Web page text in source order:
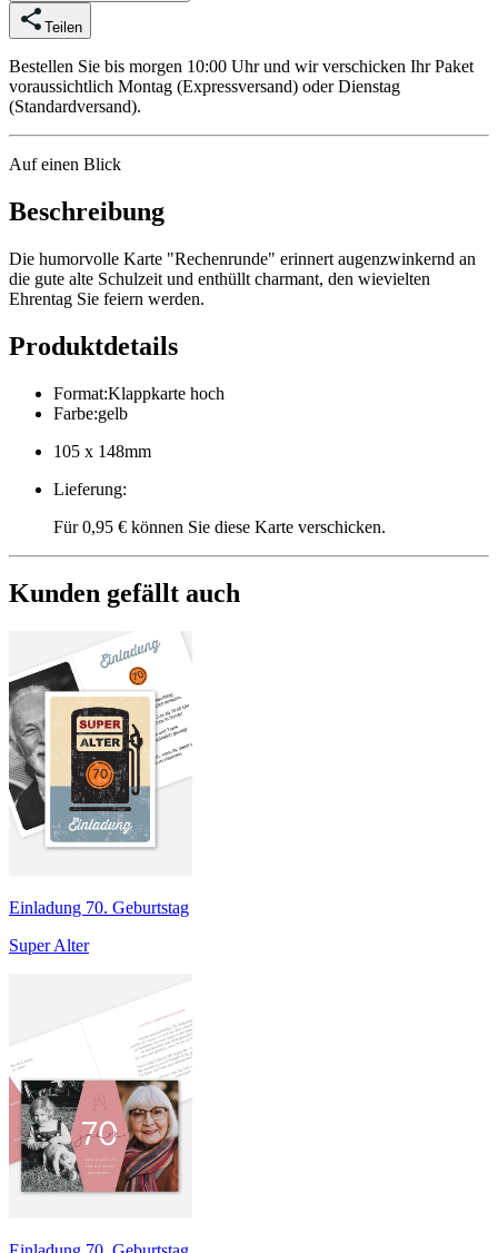
Teilen
Bestellen Sie bis morgen 10:00 Uhr und wir verschicken Ihr Paket
voraussichtlich Montag (Expressversand) oder Dienstag
(Standardversand).
Auf einen Blick
Beschreibung
Die humorvolle Karte "Rechenrunde" erinnert augenzwinkernd an
die gute alte Schulzeit und enthüllt charmant, den wievielten
Ehrentag Sie feiern werden.
Produktdetails
Format:Klappkarte hoch
Farbe:gelb
105 x 148mm
Lieferung:
Für 0,95 € können Sie diese Karte verschicken.
Kunden gefällt auch
Einladung 70. Geburtstag
Super Alter